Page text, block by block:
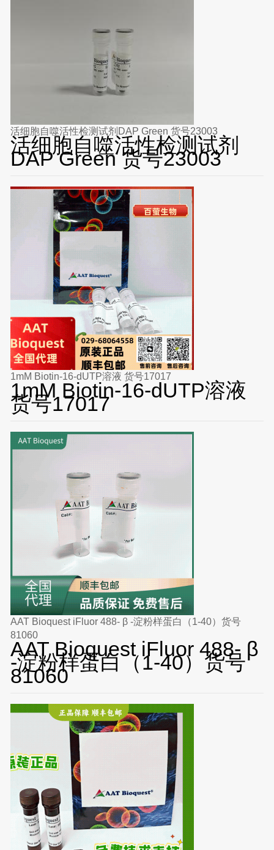
活细胞自噬活性检测试剂DAP Green 货号23003
活细胞自噬活性检测试剂
DAP Green 货号23003
1mM Biotin-16-dUTP溶液 货号17017
1mM Biotin-16-dUTP溶液
货号17017
AAT Bioquest iFluor 488- β -淀粉样蛋白（1-40）货号
81060
AAT Bioquest iFluor 488- β
-淀粉样蛋白（1-40）货号
81060